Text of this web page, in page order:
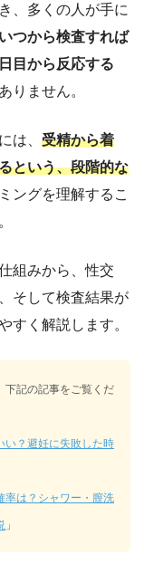
、多くの人が手に
いつから検査すれば
目から反応する
りません。
は、 受精から着
という、段階的な
ングを理解するこ
組みから、性交
、そして検査結果が
すく解説します。
下記の記事をご覧くだ
い？避妊に失敗した時
率は？シャワー・膣洗
」